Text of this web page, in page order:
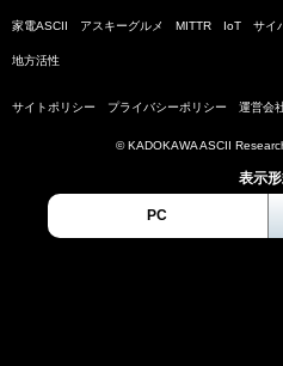
家電ASCII アスキーグルメ MITTR IoT サイ
地方活性
サイトポリシー プライバシーポリシー 運営会
© KADOKAWA ASCII
表示
PC